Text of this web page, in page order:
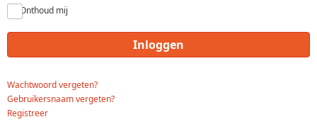
Onthoud mij
Inloggen
Wachtwoord vergeten?
Gebruikersnaam vergeten?
Registreer